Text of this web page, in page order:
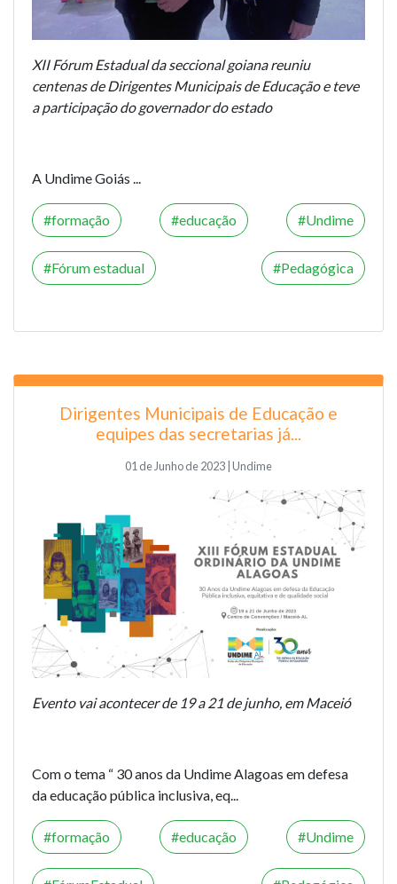
XII Fórum Estadual da seccional goiana reuniu
centenas de Dirigentes Municipais de Educação e teve
a participação do governador do estado
A Undime Goiás ...
formação educação Undime
Fórum estadual Pedagógica
Dirigentes Municipais de Educação e
equipes das secretarias já...
01 de Junho de 2023 | Undime
Evento vai acontecer de 19 a 21 de junho, em Maceió
Com o tema “ 30 anos da Undime Alagoas em defesa
da educação pública inclusiva, eq...
formação educação Undime